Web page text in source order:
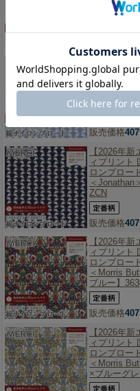
3634179-
【2026年新
ィプリント
ロンブロード)
＜Jonathan
3634179-
販売価格
【2026年新
ィプリント
ロンブロー
＜Jonathan
ZCN
販売価格
【2026年新
ィプリント
ロンブロー
＜Morris
ブルー】
販売価格
【2026年新
ィプリント
ロンブロー
＜Morris
×ブルーグ